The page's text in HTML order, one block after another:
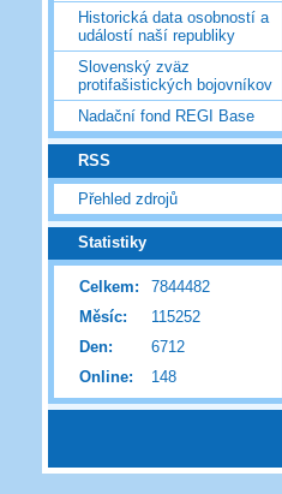
Historická data osobností a
událostí naší republiky
Slovenský zväz
protifašistických bojovníkov
Nadační fond REGI Base
RSS
Přehled zdrojů
Statistiky
Online: 148
Celkem:
7844482
Měsíc:
115252
Den:
6712